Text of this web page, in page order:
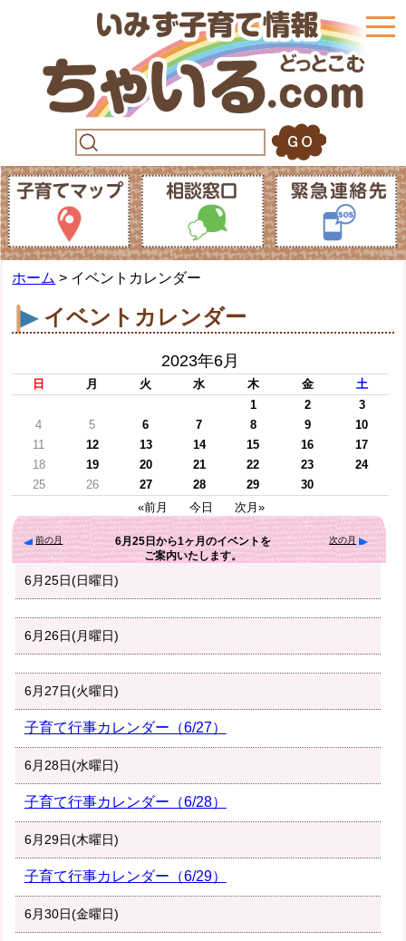
ホーム > イベントカレンダー
イベントカレンダー
2023年6月
日 月 火 水 木 金
土
1
2
3
4
5 6 7 8 9
10
11
12 13 14 15 16
17
18
19 20 21 22 23
24
25
26 27 28 29
30
«前月
今日 次月»
前の月 6月25日 から1ヶ月のイベントを
ご案内いたします。
次の月
6月25日(日曜日)
6月26日(月曜日)
6月27日(火曜日)
子育て行事カレンダー（6/27）
6月28日(水曜日)
子育て行事カレンダー（6/28）
6月29日(木曜日)
子育て行事カレンダー（6/29）
6月30日(金曜日)